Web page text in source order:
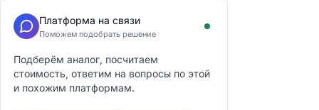
Платформа на связи
Поможем подобрать решение
Подберём аналог, посчитаем
стоимость, ответим на вопросы по этой
и похожим платформам.